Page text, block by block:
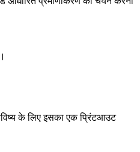
के लिए इसका एक प्रिंटआउट